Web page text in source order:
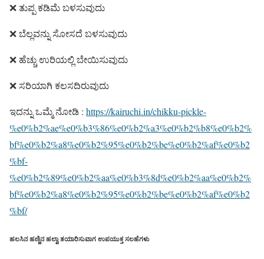
❌ ತುಪ್ಪ ಕಡಿಮೆ ಬಳಸುವುದು
❌ ಬೆಲ್ಲವನ್ನು ಸೋಸದೆ ಬಳಸುವುದು
❌ ಹೆಚ್ಚು ಉರಿಯಲ್ಲಿ ಬೇಯಿಸುವುದು
❌ ಸರಿಯಾಗಿ ಕಲಸದಿರುವುದು
ಇದನ್ನು ಒಮ್ಮೆ ನೋಡಿ : https://kairuchi.in/chikku-pickle-
%e0%b2%ae%e0%b3%86%e0%b2%a3%e0%b2%b8%e0%b2%
bf%e0%b2%a8%e0%b2%95%e0%b2%be%e0%b2%af%e0%b2
%bf-
%e0%b2%89%e0%b2%aa%e0%b3%8d%e0%b2%aa%e0%b2%
bf%e0%b2%a8%e0%b2%95%e0%b2%be%e0%b2%af%e0%b2
%bf/
ಹಲಸಿನ ಹಣ್ಣಿನ ಹಲ್ವಾ ತಯಾರಿಸುವಾಗ ಉಪಯುಕ್ತ ಸಲಹೆಗಳು